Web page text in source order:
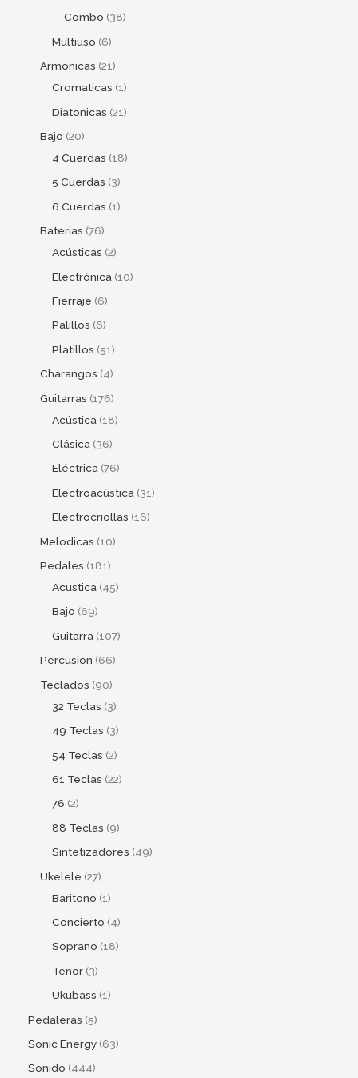
Combo 38
Multiuso 6
Armonicas 21
Cromaticas 1
Diatonicas 21
Bajo 20
4 Cuerdas 18
5 Cuerdas 3
6 Cuerdas 1
Baterias 76
Acústicas 2
Electrónica 10
Fierraje 6
Palillos 6
Platillos 51
Charangos 4
Guitarras 176
Acústica 18
Clásica 36
Eléctrica 76
Electroacústica 31
Electrocriollas 16
Melodicas 10
Pedales 181
Acustica 45
Bajo 69
Guitarra 107
Percusion 66
Teclados 90
32 Teclas 3
49 Teclas 3
54 Teclas 2
61 Teclas 22
76 2
88 Teclas 9
Sintetizadores 49
Ukelele 27
Baritono 1
Concierto 4
Soprano 18
Tenor 3
Ukubass 1
Pedaleras 5
Sonic Energy 63
Sonido 444